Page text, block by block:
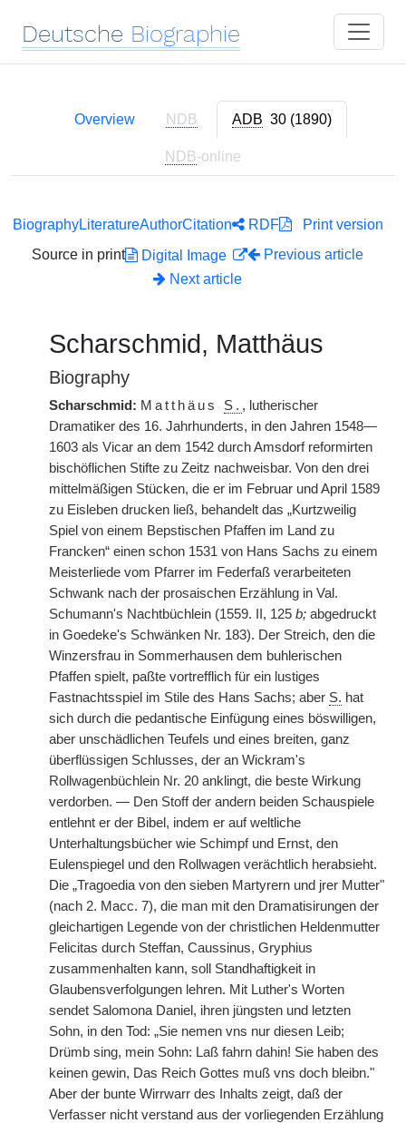
Deutsche Biographie
Overview NDB ADB 30 (1890)
NDB-online
BiographyLiteratureAuthorCitation RDF
Print version
Source in print
Digital Image
Previous article
Next article
Scharschmid, Matthäus
Biography
Scharschmid: Matthäus S. , lutherischer
Dramatiker des 16. Jahrhunderts, in den Jahren 1548—
1603 als Vicar an dem 1542 durch Amsdorf reformirten
bischöflichen Stifte zu Zeitz nachweisbar. Von den drei
mittelmäßigen Stücken, die er im Februar und April 1589
zu Eisleben drucken ließ, behandelt das „Kurtzweilig
Spiel von einem Bepstischen Pfaffen im Land zu
Francken“ einen schon 1531 von Hans Sachs zu einem
Meisterliede vom Pfarrer im Federfaß verarbeiteten
Schwank nach der prosaischen Erzählung in Val.
Schumann's Nachtbüchlein (1559. II, 125 b; abgedruckt
in Goedeke's Schwänken Nr. 183). Der Streich, den die
Winzersfrau in Sommerhausen dem buhlerischen
Pfaffen spielt, paßte vortrefflich für ein lustiges
Fastnachtsspiel im Stile des Hans Sachs; aber S. hat
sich durch die pedantische Einfügung eines böswilligen,
aber unschädlichen Teufels und eines breiten, ganz
überflüssigen Schlusses, der an Wickram's
Rollwagenbüchlein Nr. 20 anklingt, die beste Wirkung
verdorben. — Den Stoff der andern beiden Schauspiele
entlehnt er der Bibel, indem er auf weltliche
Unterhaltungsbücher wie Schimpf und Ernst, den
Eulenspiegel und den Rollwagen verächtlich herabsieht.
Die „Tragoedia von den sieben Martyrern und jrer Mutter"
(nach 2. Macc. 7), die man mit den Dramatisirungen der
gleichartigen Legende von der christlichen Heldenmutter
Felicitas durch Steffan, Caussinus, Gryphius
zusammenhalten kann, soll Standhaftigkeit in
Glaubensverfolgungen lehren. Mit Luther's Worten
sendet Salomona Daniel, ihren jüngsten und letzten
Sohn, in den Tod: „Sie nemen vns nur diesen Leib;
Drümb sing, mein Sohn: Laß fahrn dahin! Sie haben des
keinen gewin, Das Reich Gottes muß vns doch bleibn."
Aber der bunte Wirrwarr des Inhalts zeigt, daß der
Verfasser nicht verstand aus der vorliegenden Erzählung